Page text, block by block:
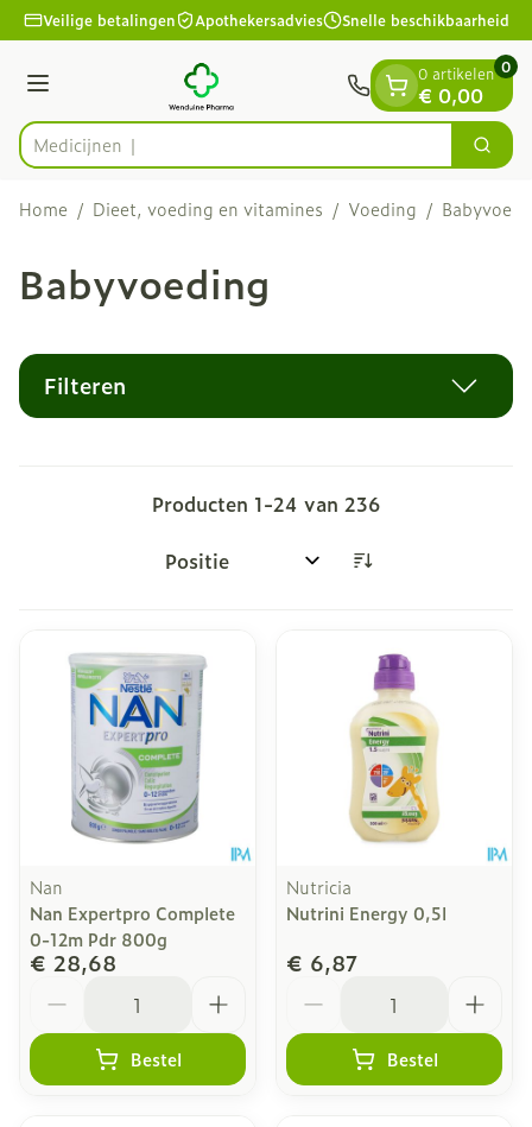
Ga naar de inhoud
1 van 1
Veilige betalingen Apothekersadvies Snelle beschikbaarheid
Menu
Product, merk, categorie... Zoek
0 artikelen
€ 0,00
0
Home / Dieet, voeding en vitamines / Voeding /
Babyvoeding
Filteren
Producten 1-24 van 236
Sorteer op:
Nan
Nan Expertpro Complete
0-12m Pdr 800g
€ 28,68
Bestel
Nutricia
Nutrini Energy 0,5l
€ 6,87
Bestel